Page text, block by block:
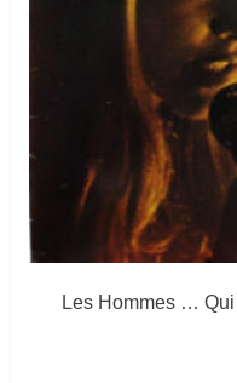
Les Hommes … Qui